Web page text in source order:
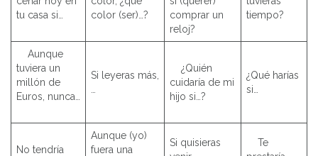
tu casa si…
color (ser)…?
comprar un
reloj?
tiempo?
Aunque
tuviera un
millón de
Euros, nunca…
Si leyeras más,
¿Quién
cuidaría de mi
hijo si…?
¿Qué harías
si…
No tendría
Aunque (yo)
fuera una
Si quisieras
Te